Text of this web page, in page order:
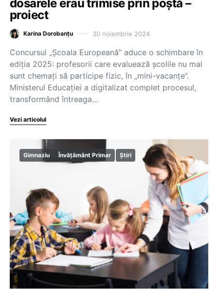
dosarele erau trimise prin poștă –
proiect
Karina Dorobanțu 30 noiembrie 2024
Concursul „Școala Europeană” aduce o schimbare în
ediția 2025: profesorii care evaluează școlile nu mai
sunt chemați să participe fizic, în „mini-vacanțe”.
Ministerul Educației a digitalizat complet procesul,
transformând întreaga…
Vezi articolul
Gimnaziu Învățământ Primar Știri